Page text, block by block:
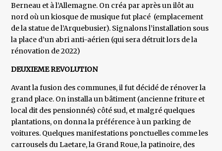
Berneau et à l’Allemagne. On créa par après un ilôt au
nord où un kiosque de musique fut placé (emplacement
de la statue de l’Arquebusier). Signalons l’installation sous
la place d’un abri anti-aérien (qui sera détruit lors de la
rénovation de 2022)
DEUXIEME REVOLUTION
Avant la fusion des communes, il fut décidé de rénover la
grand place. On installa un bâtiment (ancienne friture et
local dit des pensionnés) côté sud, et malgré quelques
plantations, on donna la préférence à un parking de
voitures. Quelques manifestations ponctuelles comme les
carrousels du Laetare, la Grand Roue, la patinoire, des